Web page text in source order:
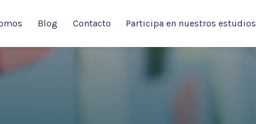
Blog Contacto Participa en nuestros estudios